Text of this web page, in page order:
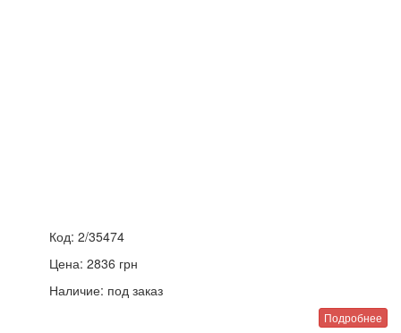
Код: 2/35474
Цена: 2836 грн
Наличие: под заказ
Подробнее